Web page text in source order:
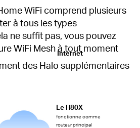
WiFi comprend plusieurs
à tous les types
ne suffit pas, vous pouvez
WiFi Mesh à tout moment
des Halo supplémentaires
Internet
Le H80X
fonctionne comme
routeur principal